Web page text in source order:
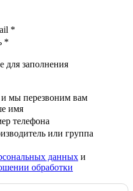
*
*
для заполнения
и мы перезвоним вам
имя
телефона
или группа
данных и
обработки